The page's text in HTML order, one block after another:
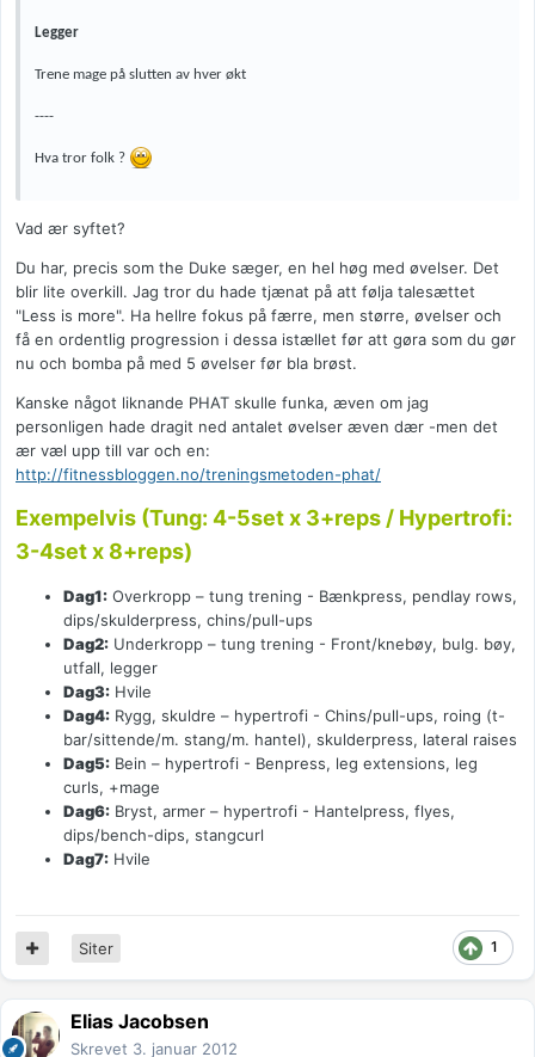
Legger
Trene mage på slutten av hver økt
----
Hva tror folk ?
Vad ær syftet?
Du har, precis som the Duke sæger, en hel høg med øvelser. Det
blir lite overkill. Jag tror du hade tjænat på att følja talesættet
"Less is more". Ha hellre fokus på færre, men større, øvelser och
få en ordentlig progression i dessa istællet før att gøra som du gør
nu och bomba på med 5 øvelser før bla brøst.
Kanske något liknande PHAT skulle funka, æven om jag
personligen hade dragit ned antalet øvelser æven dær -men det
ær væl upp till var och en:
http://fitnessbloggen.no/treningsmetoden-phat/
Exempelvis (Tung: 4-5set x 3+reps / Hypertrofi:
3-4set x 8+reps)
Dag1: Overkropp – tung trening - Bænkpress, pendlay rows,
dips/skulderpress, chins/pull-ups
Dag2: Underkropp – tung trening - Front/knebøy, bulg. bøy,
utfall, legger
Dag3: Hvile
Dag4: Rygg, skuldre – hypertrofi - Chins/pull-ups, roing (t-
bar/sittende/m. stang/m. hantel), skulderpress, lateral raises
Dag5: Bein – hypertrofi - Benpress, leg extensions, leg
curls, +mage
Dag6: Bryst, armer – hypertrofi - Hantelpress, flyes,
dips/bench-dips, stangcurl
Dag7: Hvile
1
Siter
Elias Jacobsen
Skrevet 3. januar 2012